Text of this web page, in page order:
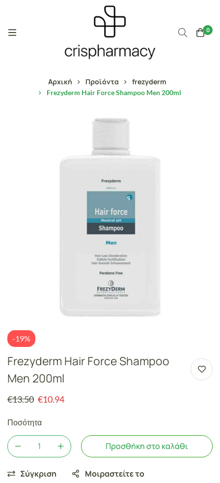
0
Αρχική Προϊόντα frezyderm
Frezyderm Hair Force Shampoo Men 200ml
-19%
Frezyderm Hair Force Shampoo
Men 200ml
€13.50 €10.94
Ποσότητα
Προσθήκη στο καλάθι
Σύγκριση Μοιραστείτε το